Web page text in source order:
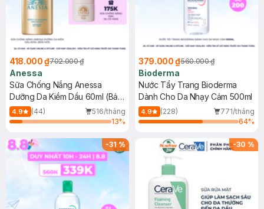
418.000 ₫702.000 ₫
Anessa
Sữa Chống Nắng Anessa
Dưỡng Da Kiềm Dầu 60ml (Bản
Mới)
4.9 (44)
516/tháng
13%
379.000 ₫560.000 ₫
Bioderma
Nước Tẩy Trang Bioderma
Dành Cho Da Nhạy Cảm 500ml
4.9 (228)
771/tháng
64%
-31% -30 %